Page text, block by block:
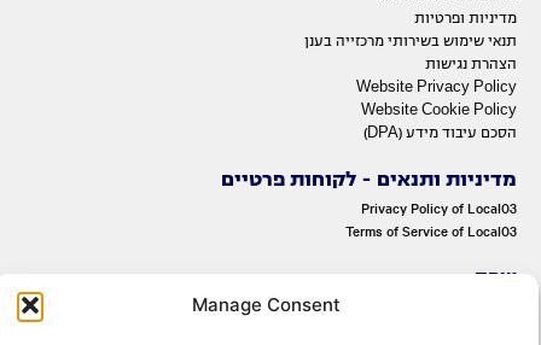
Manage Consent
מדיניות ופרטיות
תנאי שימוש בשירותי מרכזייה בענן
הצהרת נגישות
Website Privacy Policy
Website Cookie Policy
הסכם עיבוד מידע (DPA)
מדיניות ותנאים - לקוחות פרטיים
Privacy Policy of Local03
Terms of Service of Local03
שפה